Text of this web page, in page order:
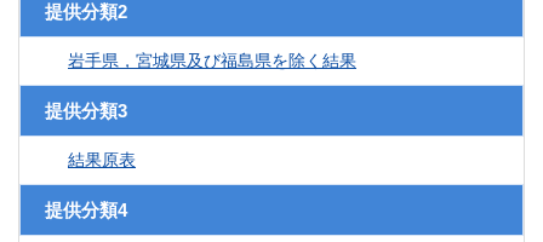
提供分類2
岩手県，宮城県及び福島県を除く結果
提供分類3
結果原表
提供分類4